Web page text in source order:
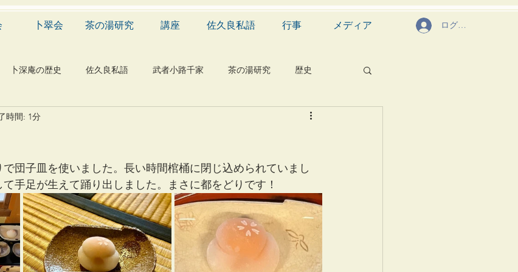
卜翠会 茶の湯研究 講座 佐久良私語 行事 メディア ログイン
卜深庵の歴史 佐久良私語 武者小路千家 茶の湯研究 歴史
有職 食文化
植物 自然科学 音楽 メディア blog 芸能 茶道具
時間: 1分
団子皿を使いました。長い時間棺桶に閉じ込められていまし
手足が生えて踊り出しました。まさに都をどりです！